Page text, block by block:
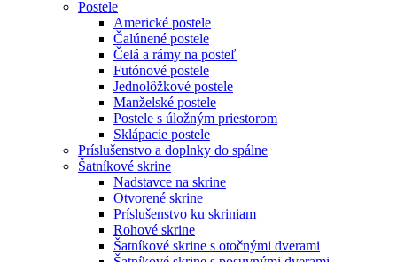
Postele
Americké postele
Čalúnené postele
Čelá a rámy na posteľ
Futónové postele
Jednolôžkové postele
Manželské postele
Postele s úložným priestorom
Sklápacie postele
Príslušenstvo a doplnky do spálne
Šatníkové skrine
Nadstavce na skrine
Otvorené skrine
Príslušenstvo ku skriniam
Rohové skrine
Šatníkové skrine s otočnými dverami